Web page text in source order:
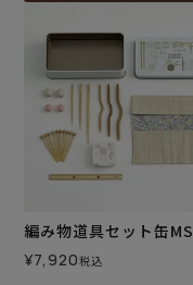
編み物道具セット缶MS
¥7,920税込